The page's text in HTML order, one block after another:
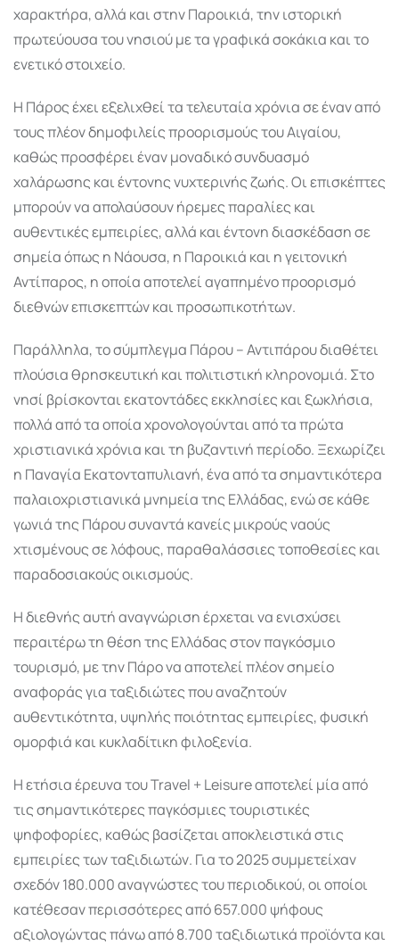
χαρακτήρα, αλλά και στηνΠαροικιά, την ιστορική
πρωτεύουσα του νησιού με τα γραφικά σοκάκια και το
ενετικό στοιχείο.
Η Πάρος έχει εξελιχθεί τα τελευταία χρόνια σε έναν από
τους πλέον δημοφιλείς προορισμούς του Αιγαίου,
καθώς προσφέρει έναν μοναδικό συνδυασμό
χαλάρωσης και έντονης νυχτερινής ζωής. Οι επισκέπτες
μπορούν να απολαύσουν ήρεμες παραλίες και
αυθεντικές εμπειρίες, αλλά και έντονη διασκέδαση σε
σημεία όπως η Νάουσα, η Παροικιά και η γειτονική
Αντίπαρος, η οποία αποτελεί αγαπημένο προορισμό
διεθνών επισκεπτών και προσωπικοτήτων.
Παράλληλα, το σύμπλεγμα Πάρου – Αντιπάρου διαθέτει
πλούσια θρησκευτική και πολιτιστική κληρονομιά. Στο
νησί βρίσκονται εκατοντάδες εκκλησίες και ξωκλήσια,
πολλά από τα οποία χρονολογούνται από τα πρώτα
χριστιανικά χρόνια και τη βυζαντινή περίοδο. Ξεχωρίζει
η Παναγία Εκατονταπυλιανή, ένα από τα σημαντικότερα
παλαιοχριστιανικά μνημεία της Ελλάδας, ενώ σε κάθε
γωνιά της Πάρου συναντά κανείς μικρούς ναούς
χτισμένους σε λόφους, παραθαλάσσιες τοποθεσίες και
παραδοσιακούς οικισμούς.
Η διεθνής αυτή αναγνώριση έρχεται να ενισχύσει
περαιτέρω τη θέση της Ελλάδας στον παγκόσμιο
τουρισμό, με την Πάρο να αποτελεί πλέον σημείο
αναφοράς για ταξιδιώτες που αναζητούν
αυθεντικότητα, υψηλής ποιότητας εμπειρίες, φυσική
ομορφιά και κυκλαδίτικη φιλοξενία.
Η ετήσια έρευνα του Travel + Leisure αποτελεί μία από
τις σημαντικότερες παγκόσμιες τουριστικές
ψηφοφορίες, καθώς βασίζεται αποκλειστικά στις
εμπειρίες των ταξιδιωτών. Για το 2025 συμμετείχαν
σχεδόν 180.000 αναγνώστες του περιοδικού, οι οποίοι
κατέθεσαν περισσότερες από 657.000 ψήφους
αξιολογώντας πάνω από 8.700 ταξιδιωτικά προϊόντα και